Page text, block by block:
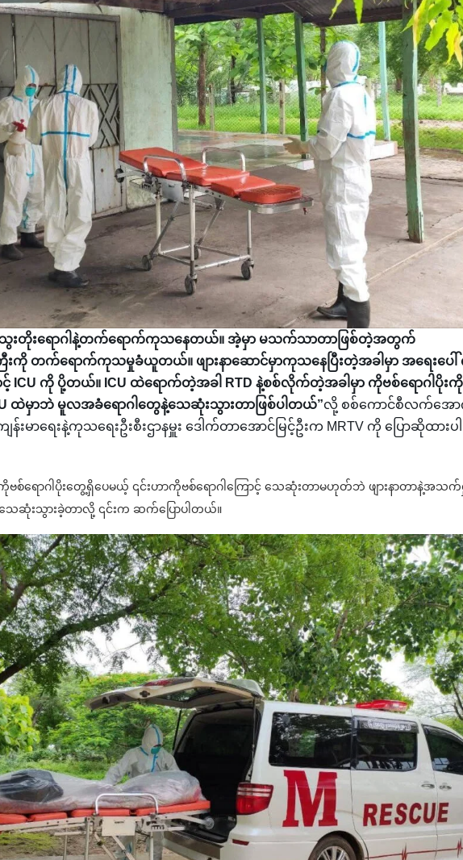
သွေးတိုးရောဂါနဲ့တက်ရောက်ကုသနေတယ်။ အဲ့မှာ မသက်သာတာဖြစ်တဲ့အတွက်
းကို တက်ရောက်ကုသမှုခံယူတယ်။ ဖျားနာဆောင်မှာကုသနေပြီးတဲ့အခါမှာ အရေးပေ
ICU ကို ပို့တယ်။ ICU ထဲရောက်တဲ့အခါ RTD နဲ့စစ်လိုက်တဲ့အခါမှာ ကိုဗစ်ရောဂါပိုးကို
ထဲမှာဘဲ မူလအခံရောဂါတွေနဲ့သေဆုံးသွားတာဖြစ်ပါတယ်”လို့ စစ်ကောင်စီလက်အေ
းမာရေးနဲ့ကုသရေးဦးစီးဌာနမှူး ဒေါက်တာအောင်မြင့်ဦးက MRTV ကို ပြောဆိုထားပါ
ရောဂါပိုးတွေ့ရှိပေမယ့် ၎င်းဟာကိုဗစ်ရောဂါကြောင့် သေဆုံးတာမဟုတ်ဘဲ ဖျားနာတာနဲ့အသ
ေဆုံးသွားခဲ့တာလို့ ၎င်းက ဆက်ပြောပါတယ်။